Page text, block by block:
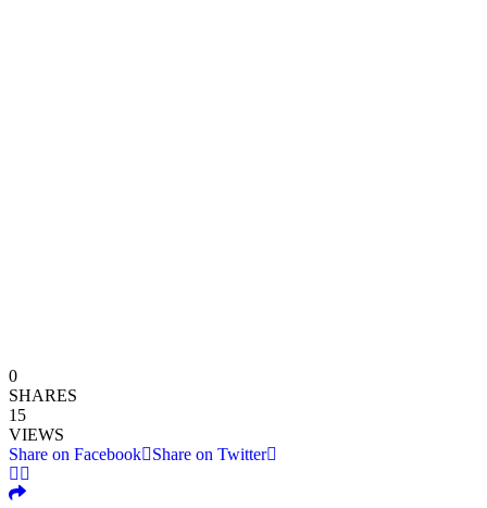
0
SHARES
15
VIEWS
Share on Facebook
Share on Twitter